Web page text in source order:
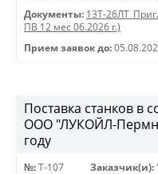
Документы: 13Т-
ПВ 12 мес 06.2026 г.)
Прием заявок до:
Поставка станков в
ООО "ЛУКОЙЛ-
году
№: Т-107 Заказчик(и):